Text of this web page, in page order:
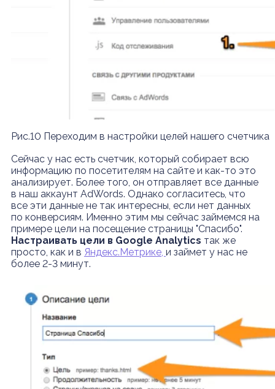
Рис.10 Переходим в настройки целей нашего счетчика
Сейчас у нас есть счетчик, который собирает всю
информацию по посетителям на сайте и как-то это
анализирует. Более того, он отправляет все данные
в наш аккаунт AdWords. Однако согласитесь, что
все эти данные не так интересны, если нет данных
по конверсиям. Именно этим мы сейчас займемся на
примере цели на посещение страницы "Спасибо".
Настраивать цели в Google Analytics так же
просто, как и в Яндекс.Метрике, и займет у нас не
более 2-3 минут.